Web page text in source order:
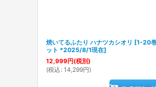
焼いてるふたり ハナツカシオリ [1-20
ット *2025/8/1現在]
12,999円(税別)
(税込 : 14,299円)